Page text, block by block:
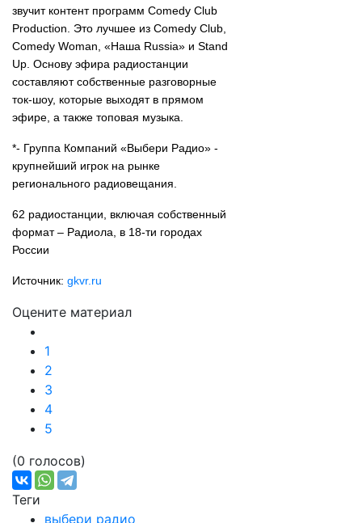
звучит контент программ Comedy Club
Production. Это лучшее из Comedy Club,
Comedy Woman, «Наша Russia» и Stand
Up. Основу эфира радиостанции
составляют собственные разговорные
ток-шоу, которые выходят в прямом
эфире, а также топовая музыка.
*- Группа Компаний «Выбери Радио» -
крупнейший игрок на рынке
регионального радиовещания.
62 радиостанции, включая собственный
формат – Радиола, в 18-ти городах
России
Источник: gkvr.ru
Оцените материал
1
2
3
4
5
(0 голосов)
Теги
выбери радио